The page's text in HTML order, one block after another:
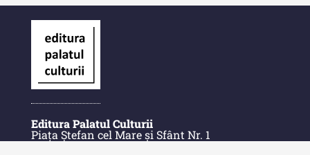
Editura Palatul Culturii
Piața Ștefan cel Mare și Sfânt Nr. 1
700028 Iași